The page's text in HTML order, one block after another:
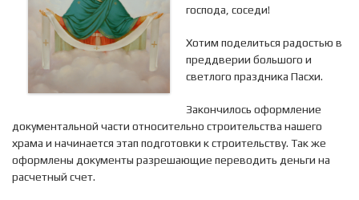
господа, соседи!
Хотим поделиться радостью в
преддверии большого и
светлого праздника Пасхи.
Закончилось оформление
документальной части относительно строительства нашего
храма и начинается этап подготовки к строительству. Так же
оформлены документы разрешающие переводить деньги на
расчетный счет.